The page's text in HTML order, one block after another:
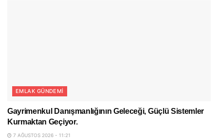
EMLAK GÜNDEMI
Gayrimenkul Danışmanlığının Geleceği, Güçlü Sistemler
Kurmaktan Geçiyor.
7 AĞUSTOS 2026 - 11:21